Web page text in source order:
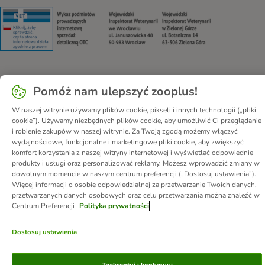
Security Security Security
O nas Kariera - Kraków
Kariera - Wrocław
Regulamin sklepu
Polityka prywatności
Impressum
Corporate Website
Formularz odstąpienia od umowy
Kontakt
Informacje o przesyłce
Metody płatności
Program partnerski
Korzyści
DSA Oświadczenie o dostępności
© zooplus SE2026
Pomóż nam ulepszyć zooplus!
W naszej witrynie używamy plików cookie, pikseli i innych technologii („pliki
cookie”). Używamy niezbędnych plików cookie, aby umożliwić Ci przeglądanie
i robienie zakupów w naszej witrynie. Za Twoją zgodą możemy włączyć
wydajnościowe, funkcjonalne i marketingowe pliki cookie, aby zwiększyć
komfort korzystania z naszej witryny internetowej i wyświetlać odpowiednie
produkty i usługi oraz personalizować reklamy. Możesz wprowadzić zmiany w
dowolnym momencie w naszym centrum preferencji („Dostosuj ustawienia”).
Więcej informacji o osobie odpowiedzialnej za przetwarzanie Twoich danych,
przetwarzanych danych osobowych oraz celu przetwarzania można znaleźć w
Centrum Preferencji
Polityka prywatności
Dostosuj ustawienia